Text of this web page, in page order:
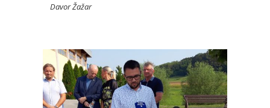
Davor Žažar